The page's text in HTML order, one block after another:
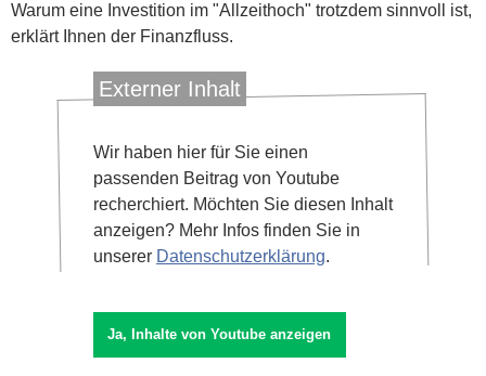
Warum eine Investition im "Allzeithoch" trotzdem sinnvoll ist,
erklärt Ihnen der Finanzfluss.
Externer Inhalt
Wir haben hier für Sie einen
passenden Beitrag von Youtube
recherchiert. Möchten Sie diesen Inhalt
anzeigen? Mehr Infos finden Sie in
unserer Datenschutzerklärung.